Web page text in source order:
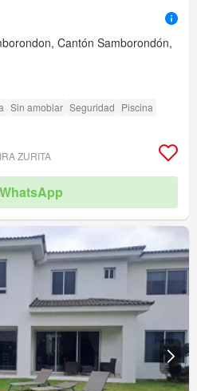
Cantón Samborondón,
Sin amoblar Seguridad Piscina
ZURITA
WhatsApp